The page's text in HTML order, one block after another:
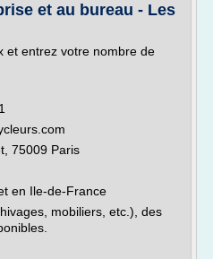
et au bureau - Les
et entrez votre nombre de
75009 Paris
en Ile-de-France
mobiliers, etc.), des